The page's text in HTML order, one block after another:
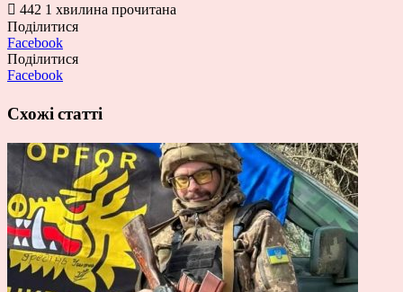
442 1 хвилина прочитана
Поділитися
Facebook
Поділитися
Facebook
Схожі статті